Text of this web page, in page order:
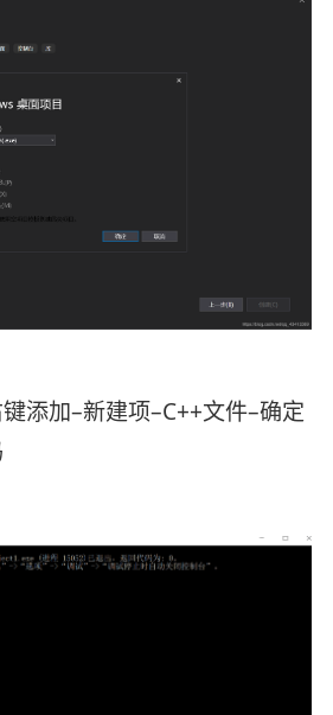
添加–新建项–C++文件–确定